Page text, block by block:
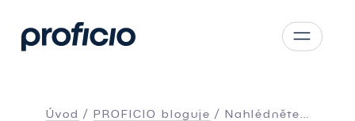
Úvod PROFICIO bloguje Nahlédněte…